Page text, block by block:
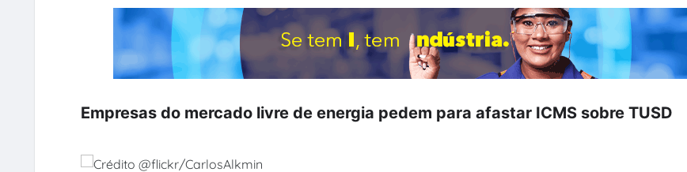
Empresas do mercado livre de energia pedem para afastar ICMS sobre TUSD